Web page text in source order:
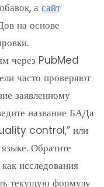
а сайт
на основе
через PubMed
часто проверяют
заявленному
название БАДа
control,” или
Обратите
исследования
текущую формулу